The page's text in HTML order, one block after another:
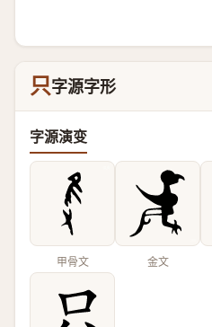
只字源字形
字源演变
甲骨文 金文